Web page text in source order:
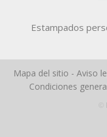
Estampados
Mapa del sitio - Aviso
Condiciones